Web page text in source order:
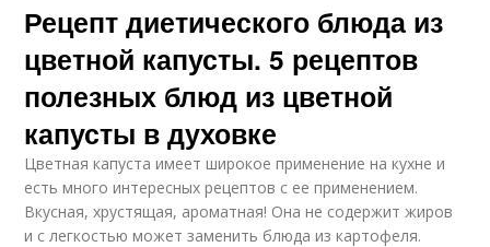
Рецепт диетического блюда из
цветной капусты. 5 рецептов
полезных блюд из цветной
капусты в духовке
Цветная капуста имеет широкое применение на кухне и
есть много интересных рецептов с ее применением.
Вкусная, хрустящая, ароматная! Она не содержит жиров
и с легкостью может заменить блюда из картофеля.